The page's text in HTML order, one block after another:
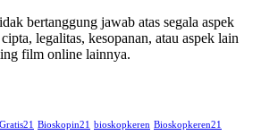
bertanggung jawab atas segala aspek
legalitas, kesopanan, atau aspek lain
film online lainnya.
Bioskopin21 bioskopkeren Bioskopkeren21